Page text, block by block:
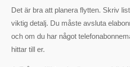
Det är bra att planera flytten. Skriv
viktig detalj. Du måste avsluta
och om du har något
hittar till er.